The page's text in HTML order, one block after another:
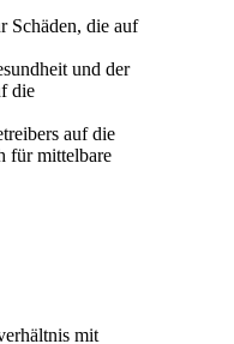
Schäden, die auf
und der
die
auf die
für mittelbare
mit